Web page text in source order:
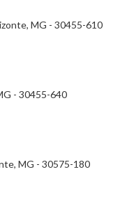
MG - 30455-610
- 30455-640
MG - 30575-180